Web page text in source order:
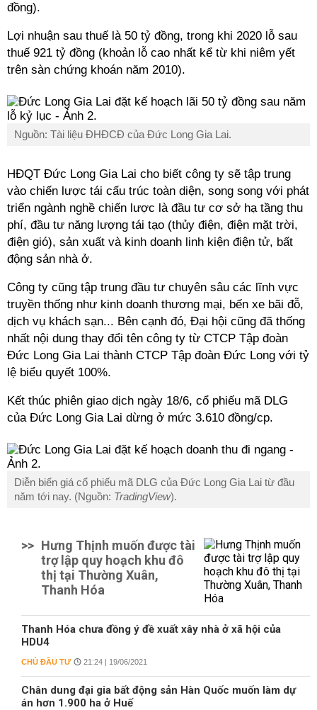
đồng).
Lợi nhuận sau thuế là 50 tỷ đồng, trong khi 2020 lỗ sau
thuế 921 tỷ đồng (khoản lỗ cao nhất kể từ khi niêm yết
trên sàn chứng khoán năm 2010).
Nguồn: Tài liệu ĐHĐCĐ của Đức Long Gia Lai.
HĐQT Đức Long Gia Lai cho biết công ty sẽ tập trung
vào chiến lược tái cấu trúc toàn diện, song song với phát
triển ngành nghề chiến lược là đầu tư cơ sở hạ tầng thu
phí, đầu tư năng lượng tái tạo (thủy điện, điện mặt trời,
điện gió), sản xuất và kinh doanh linh kiện điện tử, bất
động sản nhà ở.
Công ty cũng tập trung đầu tư chuyên sâu các lĩnh vực
truyền thống như kinh doanh thương mại, bến xe bãi đỗ,
dịch vụ khách sạn... Bên cạnh đó, Đại hội cũng đã thống
nhất nội dung thay đổi tên công ty từ CTCP Tập đoàn
Đức Long Gia Lai thành CTCP Tập đoàn Đức Long với tỷ
lệ biểu quyết 100%.
Kết thúc phiên giao dịch ngày 18/6, cổ phiếu mã DLG
của Đức Long Gia Lai dừng ở mức 3.610 đồng/cp.
Diễn biến giá cổ phiếu mã DLG của Đức Long Gia Lai từ đầu
năm tới nay. (Nguồn: TradingView).
>> Hưng Thịnh muốn được tài
trợ lập quy hoạch khu đô
thị tại Thường Xuân,
Thanh Hóa
Thanh Hóa chưa đồng ý đề xuất xây nhà ở xã hội của
HDU4
CHỦ ĐẦU TƯ 21:24 | 19/06/2021
Chân dung đại gia bất động sản Hàn Quốc muốn làm dự
án hơn 1.900 ha ở Huế